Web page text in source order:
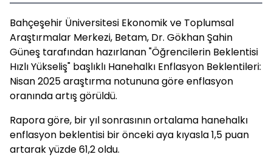
Bahçeşehir Üniversitesi Ekonomik ve Toplumsal
Araştırmalar Merkezi, Betam, Dr. Gökhan Şahin
Güneş tarafından hazırlanan "Öğrencilerin Beklentisi
Hızlı Yükseliş" başlıklı Hanehalkı Enflasyon Beklentileri:
Nisan 2025 araştırma notununa göre enflasyon
oranında artış görüldü.
Rapora göre, bir yıl sonrasının ortalama hanehalkı
enflasyon beklentisi bir önceki aya kıyasla 1,5 puan
artarak yüzde 61,2 oldu.